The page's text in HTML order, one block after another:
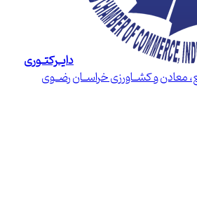
دایــرکتــوری
معادن و کشــاورزی خراســان رضــوی